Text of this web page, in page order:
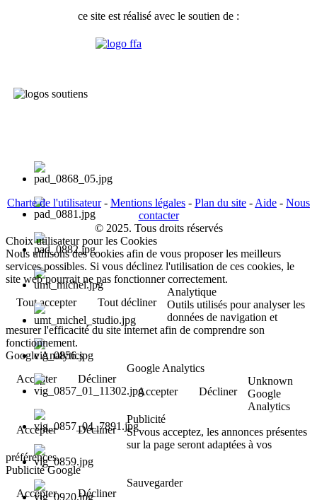
ce site est réalisé avec le soutien de :
Charte de l'utilisateur- Mentions légales - Plan du site - Aide - Nous
contacter
© 2025. Tous droits réservés
Choix utilisateur pour les Cookies
Nous utilisons des cookies afin de vous proposer les meilleurs
services possibles. Si vous déclinez l'utilisation de ces cookies, le
site web pourrait ne pas fonctionner correctement.
Tout accepter
Tout décliner
Analytique
Outils utilisés pour analyser les
données de navigation et
mesurer l'efficacité du site internet afin de comprendre son
fonctionnement.
Google Analytics
Accepter
Décliner
Google Analytics
Accepter
Décliner
Unknown
Google
Analytics
Accepter
Décliner
Publicité
Si vous acceptez, les annonces présentes
sur la page seront adaptées à vos
préférences.
Publicité Google
Accepter
Décliner
Sauvegarder